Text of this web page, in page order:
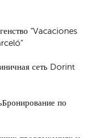
"Vacaciones
сеть Dorint
Бронирование по